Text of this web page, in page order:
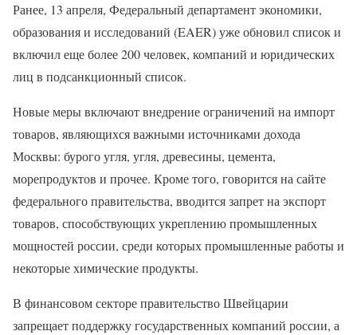
Ранее, 13 апреля, Федеральный департамент экономики,
образования и исследований (EAER) уже обновил список и
включил еще более 200 человек, компаний и юридических
лиц в подсанкционный список.
Новые меры включают внедрение ограничений на импорт
товаров, являющихся важными источниками дохода
Москвы: бурого угля, угля, древесины, цемента,
морепродуктов и прочее. Кроме того, говорится на сайте
федерального правительства, вводится запрет на экспорт
товаров, способствующих укреплению промышленных
мощностей россии, среди которых промышленные работы и
некоторые химические продукты.
В финансовом секторе правительство Швейцарии
запрещает поддержку государственных компаний россии, а